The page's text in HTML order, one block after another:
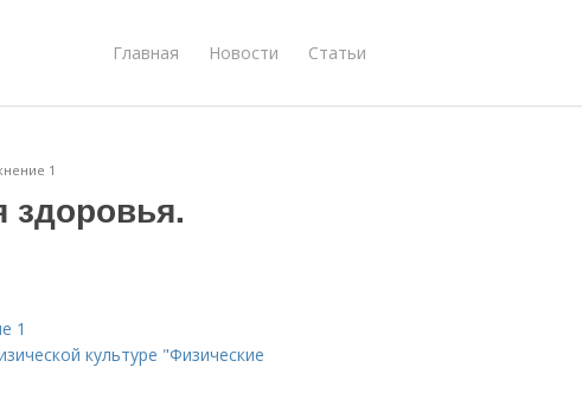
Главная Новости Статьи
1
здоровья.
1
культуре "Физические